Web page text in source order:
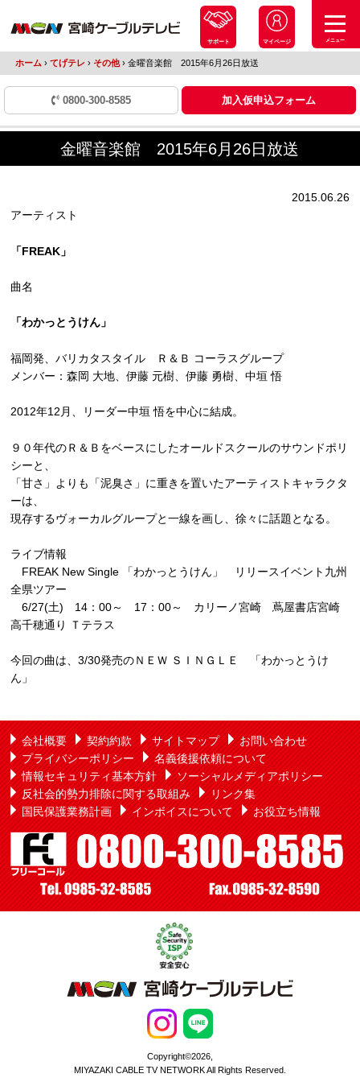
サポート マイページ メニュー
ホーム › てげテレ › その他 ›金曜音楽館 2015年6月26日放送
0800-300-8585 加入仮申込フォーム
金曜音楽館 2015年6月26日放送
2015.06.26
アーティスト
「FREAK」
曲名
「わかっとうけん」
福岡発、バリカタスタイル Ｒ＆Ｂ コーラスグループ
メンバー：森岡 大地、伊藤 元樹、伊藤 勇樹、中垣 悟
2012年12月、リーダー中垣 悟を中心に結成。
９０年代のＲ＆Ｂをベースにしたオールドスクールのサウンドポリ
シーと、
「甘さ」よりも「泥臭さ」に重きを置いたアーティストキャラクタ
ーは、
現存するヴォーカルグループと一線を画し、徐々に話題となる。
ライブ情報
FREAK New Single 「わかっとうけん」 リリースイベント九州
全県ツアー
6/27(土) 14：00～ 17：00～ カリーノ宮崎 蔦屋書店宮崎
高千穂通り Ｔテラス
今回の曲は、3/30発売のＮＥＷ ＳＩＮＧＬＥ 「わかっとうけ
ん」
会社概要 契約約款 サイトマップ
お問い合わせ
プライバシーポリシー
名義後援依頼について
情報セキュリティ基本方針
ソーシャルメディアポリシー
反社会的勢力排除に関する取組み
リンク集
国民保護業務計画
インボイスについて お役立ち情報
Copyright©2026,
MIYAZAKI CABLE TV NETWORK All Rights Reserved.